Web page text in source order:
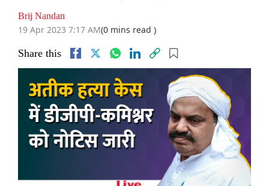
Brij Nandan
19 Apr 2023 7:17 AM(0 mins read )
Share this